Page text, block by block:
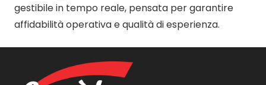
gestibile in tempo reale, pensata per garantire
affidabilità operativa e qualità di esperienza.